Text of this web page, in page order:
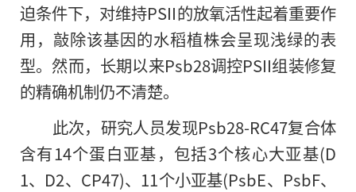
迫条件下，对维持PSII的放氧活性起着重要作
用，敲除该基因的水稻植株会呈现浅绿的表
型。然而，长期以来Psb28调控PSII组装修复
的精确机制仍不清楚。
此次，研究人员发现Psb28-RC47复合体
含有14个蛋白亚基，包括3个核心大亚基(D
1、D2、CP47)、11个小亚基(PsbE、PsbF、